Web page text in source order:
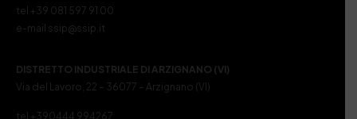
tel +39 081 597 91 00
e-mail ssip@ssip.it
DISTRETTO INDUSTRIALE DI ARZIGNANO (VI)
Via del Lavoro, 22 – 36077 – Arzignano (VI)
tel +390444 994267